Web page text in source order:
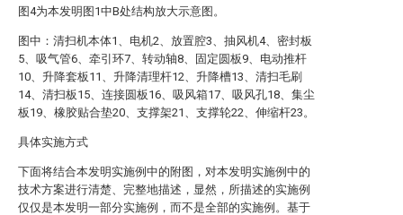
图4为本发明图1中B处结构放大示意图。
图中：清扫机本体1、电机2、放置腔3、抽风机4、密封板
5、吸气管6、牵引环7、转动轴8、固定圆板9、电动推杆
10、升降套板11、升降清理杆12、升降槽13、清扫毛刷
14、清扫板15、连接圆板16、吸风箱17、吸风孔18、集尘
板19、橡胶贴合垫20、支撑架21、支撑轮22、伸缩杆23。
具体实施方式
下面将结合本发明实施例中的附图，对本发明实施例中的
技术方案进行清楚、完整地描述，显然，所描述的实施例
仅仅是本发明一部分实施例，而不是全部的实施例。基于